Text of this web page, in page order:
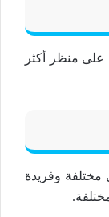
منظر أكثر
مختلفة وفريدة